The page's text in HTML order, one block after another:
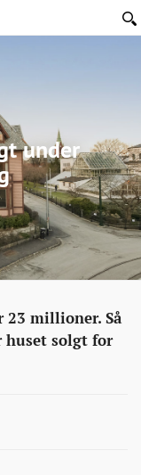
under
millioner. Så
huset solgt for